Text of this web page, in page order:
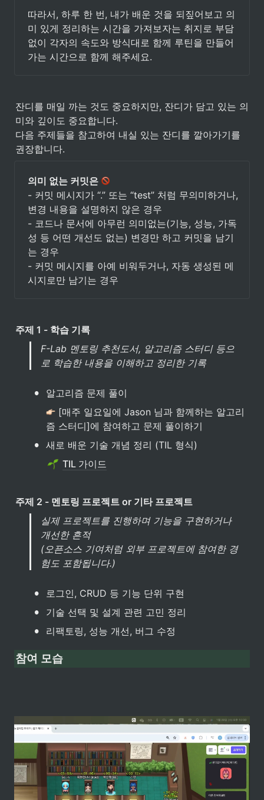
따라서, 하루 한 번, 내가 배운 것을 되짚어보고 의
미 있게 정리하는 시간을 가져보자는 취지로 부담
없이 각자의 속도와 방식대로 함께 루틴을 만들어
가는 시간으로 함께 해주세요.
잔디를 매일 까는 것도 중요하지만, 잔디가 담고 있는 의
미와 깊이도 중요합니다.
다음 주제들을 참고하여 내실 있는 잔디를 깔아가기를
권장합니다.
의미 없는 커밋은
- 커밋 메시지가 “.” 또는 “test” 처럼 무의미하거나,
변경 내용을 설명하지 않은 경우
- 코드나 문서에 아무런 의미없는(기능, 성능, 가독
성 등 어떤 개선도 없는) 변경만 하고 커밋을 남기
는 경우
- 커밋 메시지를 아예 비워두거나, 자동 생성된 메
시지로만 남기는 경우
주제 1 - 학습 기록
F-Lab 멘토링 추천도서, 알고리즘 스터디 등으
로 학습한 내용을 이해하고 정리한 기록
•
알고리즘 문제 풀이
[매주 일요일에 Jason 님과 함께하는 알고리
즘 스터디]에 참여하고 문제 풀이하기
• 새로 배운 기술 개념 정리 (TIL 형식)
TIL 가이드
주제 2 - 멘토링 프로젝트 or 기타 프로젝트
실제 프로젝트를 진행하며 기능을 구현하거나
개선한 흔적
(오픈소스 기여처럼 외부 프로젝트에 참여한 경
험도 포함됩니다.)
• 로그인, CRUD 등 기능 단위 구현
• 기술 선택 및 설계 관련 고민 정리
• 리팩토링, 성능 개선, 버그 수정
참여 모습